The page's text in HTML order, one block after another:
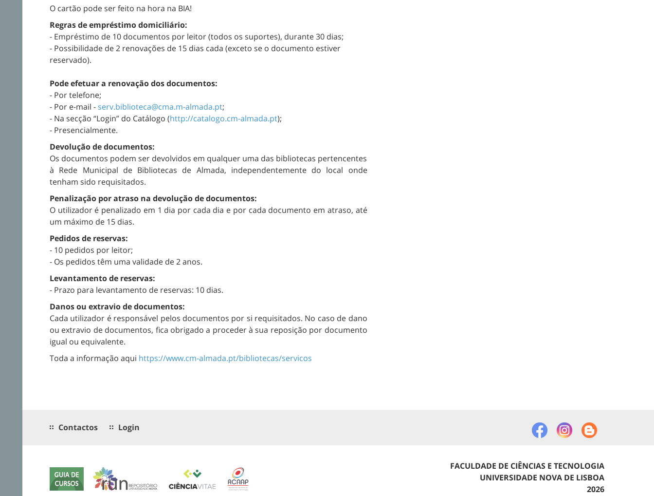
O cartão pode ser feito na hora na BIA!
Regras de empréstimo domiciliário​​​​​​:
- Empréstimo de 10 documentos por leitor (todos os suportes), durante 30 dias;
- Possibilidade de 2 renovações de 15 dias cada (exceto se o documento estiver
reservado).
Pode efetuar a renovação dos documentos:
- Por telefone;
- Por e-mail - serv.biblioteca@cma.m-almada.pt;
- Na secção “Login” do Catálogo (http://catalogo.cm-almada.pt);
- Presencialmente.
Devolução de documentos:
Os documentos podem ser devolvidos em qualquer uma das bibliotecas pertencentes
à Rede Municipal de Bibliotecas de Almada, independentemente do local onde
tenham sido requisitados.
Penalização por atraso na devolução de documentos:
O utilizador é penalizado em 1 dia por cada dia e por cada documento em atraso, até
um máximo de 15 dias.
Pedidos de reservas:
- 10 pedidos por leitor;
- Os pedidos têm uma validade de 2 anos.
Levantamento de reservas:
- Prazo para levantamento de reservas: 10 dias.
Danos ou extravio de documentos:
Cada utilizador é responsável pelos documentos por si requisitados. No caso de dano
ou extravio de documentos, fica obrigado a proceder à sua reposição por documento
igual ou equivalente.
Toda a informação aqui https://www.cm-almada.pt/bibliotecas/servicos
Contactos Login
FACULDADE DE CIÊNCIAS E TECNOLOGIA
UNIVERSIDADE NOVA DE LISBOA
2026